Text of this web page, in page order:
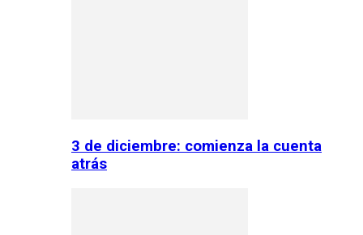
3 de diciembre: comienza la cuenta
atrás